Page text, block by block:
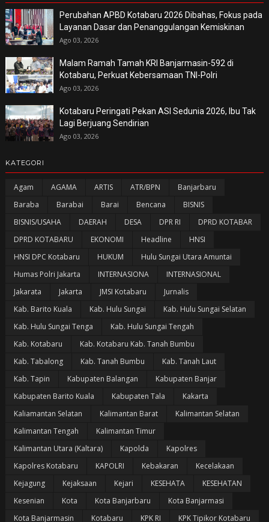
Perubahan APBD Kotabaru 2026 Dibahas, Fokus pada
Layanan Dasar dan Penanggulangan Kemiskinan
Ago 03, 2026
Malam Ramah Tamah KRI Banjarmasin-592 di
Kotabaru, Perkuat Kebersamaan TNI-Polri
Ago 03, 2026
Kotabaru Peringati Pekan ASI Sedunia 2026, Ibu Tak
Lagi Berjuang Sendirian
Ago 03, 2026
KATEGORI
Agam AGAMA ARTIS ATR/BPN
Banjarbaru
Baraba
Barabai Barai Bencana
BISNIS
BISNIS/USAHA
DAERAH DESA DPR RI
DPRD KOTABAR
DPRD KOTABARU
EKONOMI Headline
HNSI
HNSI DPC Kotabaru
HUKUM
Hulu Sungai Utara Amuntai
Humas Polri Jakarta
INTERNASIONA
INTERNASIONAL
Jakarata
Jakarta JMSI Kotabaru
Jurnalis
Kab. Barito Kuala
Kab. Hulu Sungai
Kab. Hulu Sungai Selatan
Kab. Hulu Sungai Tenga
Kab. Hulu Sungai Tengah
Kab. Kotabaru
Kab. Kotabaru Kab. Tanah Bumbu
Kab. Tabalong
Kab. Tanah Bumbu
Kab. Tanah Laut
Kab. Tapin
Kabupaten Balangan
Kabupaten Banjar
Kabupaten Barito Kuala
Kabupaten Tala
Kakarta
Kaliamantan Selatan
Kalimantan Barat
Kalimantan Selatan
Kalimantan Tengah
Kalimantan Timur
Kalimantan Utara (Kaltara)
Kapolda
Kapolres
Kapolres Kotabaru
KAPOLRI Kebakaran
Kecelakaan
Kejagung
Kejaksaan Kejari KESEHATA
KESEHATAN
Kesenian
Kota Kota Banjarbaru
Kota Banjarmasi
Kota Banjarmasin
Kotabaru KPK RI
KPK Tipikor Kotabaru